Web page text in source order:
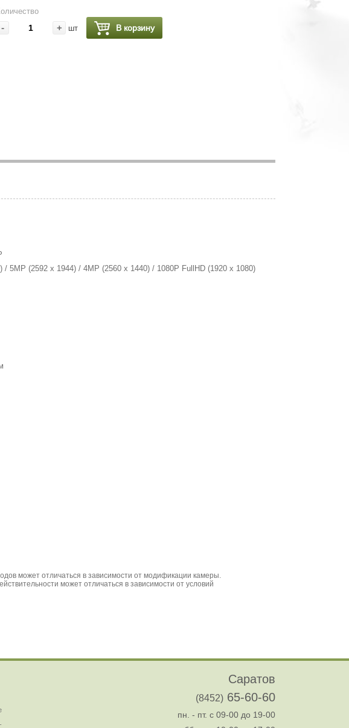
- + шт В корзину
/ 5MP (2592 x 1944) / 4MP (2560 x 1440) / 1080P FullHD (1920 x 1080)
Саратов
(8452) 65-60-60
пн. - пт. с 09-00 до 19-00